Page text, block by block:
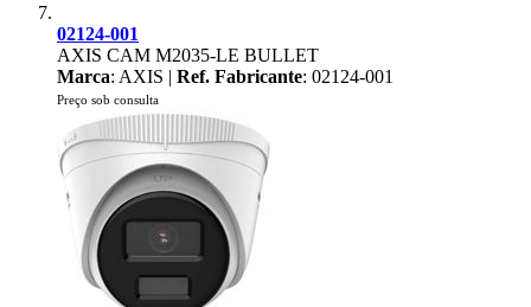
02124-001
AXIS CAM M2035-LE BULLET
Marca: AXIS | Ref. Fabricante: 02124-001
Preço sob consulta